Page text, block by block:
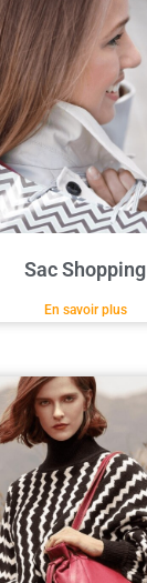
Sac Shopping
En savoir plus